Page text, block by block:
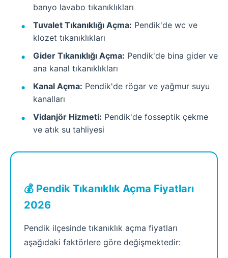
banyo lavabo tıkanıklıkları
Tuvalet Tıkanıklığı Açma: Pendik'de wc ve
klozet tıkanıklıkları
Gider Tıkanıklığı Açma: Pendik'de bina gider ve
ana kanal tıkanıklıkları
Kanal Açma: Pendik'de rögar ve yağmur suyu
kanalları
Vidanjör Hizmeti: Pendik'de fosseptik çekme
ve atık su tahliyesi
💰 Pendik Tıkanıklık Açma Fiyatları
2026
Pendik ilçesinde tıkanıklık açma fiyatları
aşağıdaki faktörlere göre değişmektedir: